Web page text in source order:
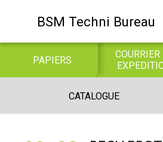
BSM Techni Bureau
PAPIERS
COURRIER
BUREAUTIQUECATALOGUE